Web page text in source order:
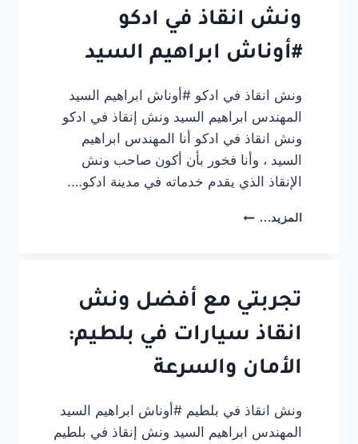
ابراهيم
السيد
ونش انقاذ في ادكو
#أوناش ابراهيم السيد
ونش انقاذ في ادكو #أوناش ابراهيم السيد
المهندس ابراهيم السيد ونش إنقاذ في ادكو
ونش انقاذ في ادكو أنا المهندس ابراهيم
السيد ، وأنا فخور بأن أكون صاحب ونش
الإنقاذ الذي يقدم خدماته في مدينة ادكو….
المزيد... ونش
ابراهيم
السيد
تجربتي مع أفضل ونش
انقاذ سيارات في بلطيم:
الأمان والسرعة
ونش انقاذ في بلطيم #أوناش ابراهيم السيد
المهندس ابراهيم السيد ونش إنقاذ في بلطيم